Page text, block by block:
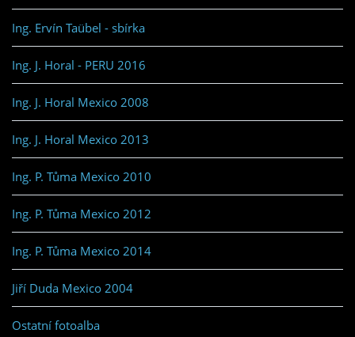
Ing. Ervín Taübel - sbírka
Ing. J. Horal - PERU 2016
Ing. J. Horal Mexico 2008
Ing. J. Horal Mexico 2013
Ing. P. Tůma Mexico 2010
Ing. P. Tůma Mexico 2012
Ing. P. Tůma Mexico 2014
Jiří Duda Mexico 2004
Ostatní fotoalba